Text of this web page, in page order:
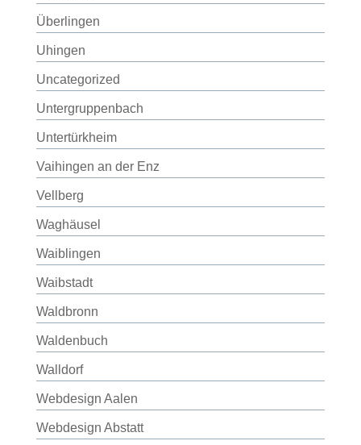
Überlingen
Uhingen
Uncategorized
Untergruppenbach
Untertürkheim
Vaihingen an der Enz
Vellberg
Waghäusel
Waiblingen
Waibstadt
Waldbronn
Waldenbuch
Walldorf
Webdesign Aalen
Webdesign Abstatt